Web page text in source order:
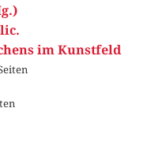
im Kunstfeld